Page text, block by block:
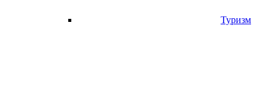
Туризм